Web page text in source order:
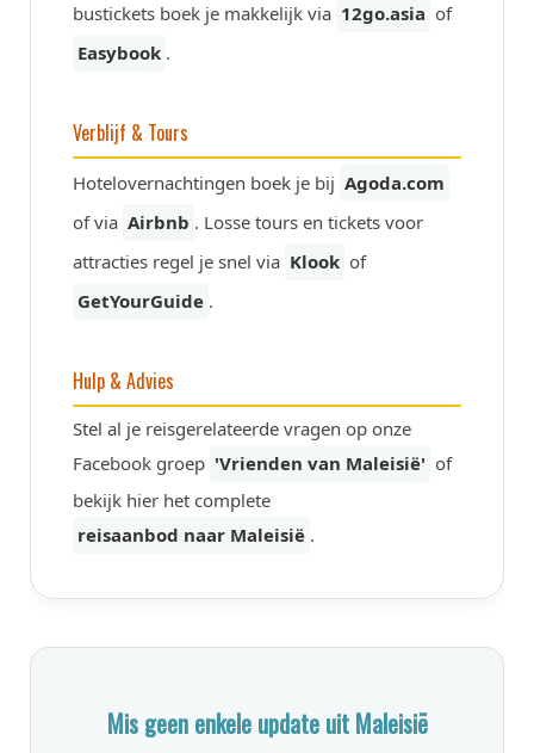
bustickets boek je makkelijk via 12go.asia of
Easybook .
Verblijf & Tours
Hotelovernachtingen boek je bij Agoda.com
of via Airbnb . Losse tours en tickets voor
attracties regel je snel via Klook of
GetYourGuide .
Hulp & Advies
Stel al je reisgerelateerde vragen op onze
Facebook groep 'Vrienden van Maleisië' of
bekijk hier het complete
reisaanbod naar Maleisië .
Mis geen enkele update uit Maleisië